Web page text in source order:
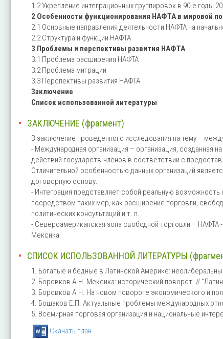
1.2 Укрепление интеграционных группировок в 90-е годы
2 Особенности функционирования НАФТА в мировой
2.1 Основные направления деятельности НАФТА на
2.2 Структура и функции НАФТА
3 Проблемы и перспективы развития НАФТА
3.1 Проблема расширения НАФТА
3.2 Проблема миграции
3.3 Перспективы развития НАФТА
Заключение
Список использованной литературы
ЗАКЛЮЧЕНИЕ (фрагмент)
В заключение проведенного исследования на тему –
- Международная организация – организация, созданная
действий государств-членов в соответствии с
Отличительной особенностью данных организаций
договорную основу.
- Интеграция представляет собой реальную
посредством таких мер, как расширение торговли,
политических консультаций и т. п.
- Североамериканская зона свободной торговли – НАФТА
Мексика.
СПИСОК ИСПОЛЬЗОВАННОЙ ЛИТЕРАТУРЫ
1. Богатые и бедные в Латинской Америке:
2. Боровков А.Н. Мексика: исторический поворот. //
3. Боровков А.Н. На новом повороте экономического и
4. Бошаков Е.П. Актуальные проблемы международных
5. Всемирная торговая организация и национальные
Скачать план